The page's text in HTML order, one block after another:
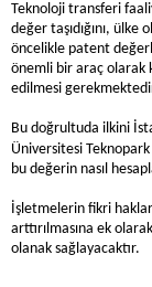
Teknoloji transferi
değer taşıdığını,
öncelikle patent
önemli bir araç olarak
edilmesi
Bu doğrultuda ilkini
Üniversitesi
bu değerin nasıl
İşletmelerin fikri haklar
arttırılmasına ek
olanak sağlayacaktır.